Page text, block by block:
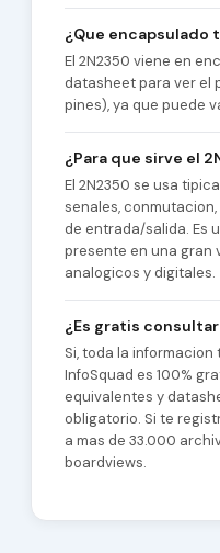
¿Que encapsulado
El 2N2350 viene en
datasheet para ver el
pines), ya que puede
¿Para que sirve el
El 2N2350 se usa
senales,
de entrada/salida. Es
presente en una gran
analogicos y digitales.
¿Es gratis
Si, toda la
InfoSquad es 100%
equivalentes y
obligatorio. Si te
a mas de 33.000
boardviews.